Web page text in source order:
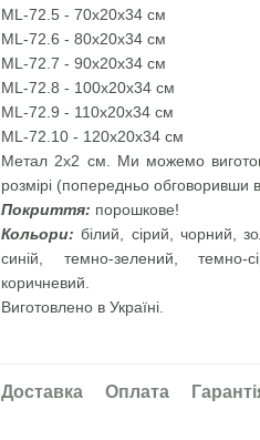
ML-72.5 - 70х20х34 см
ML-72.6 - 80х20х34 см
ML-72.7 - 90х20х34 см
ML-72.8 - 100х20х34 см
ML-72.9 - 110х20х34 см
ML-72.10 - 120х20х34 см
Метал 2х2 см. Ми можемо
розмірі (попередньо обговоривши
Покриття: порошкове!
Кольори: білий, сірий, чорний,
синій, темно-зелений, темно-
коричневий.
Виготовлено в Україні.
Доставка Оплата